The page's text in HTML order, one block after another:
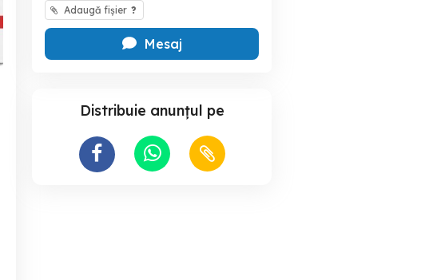
Adaugă fișier ?
Mesaj
Distribuie anunțul pe